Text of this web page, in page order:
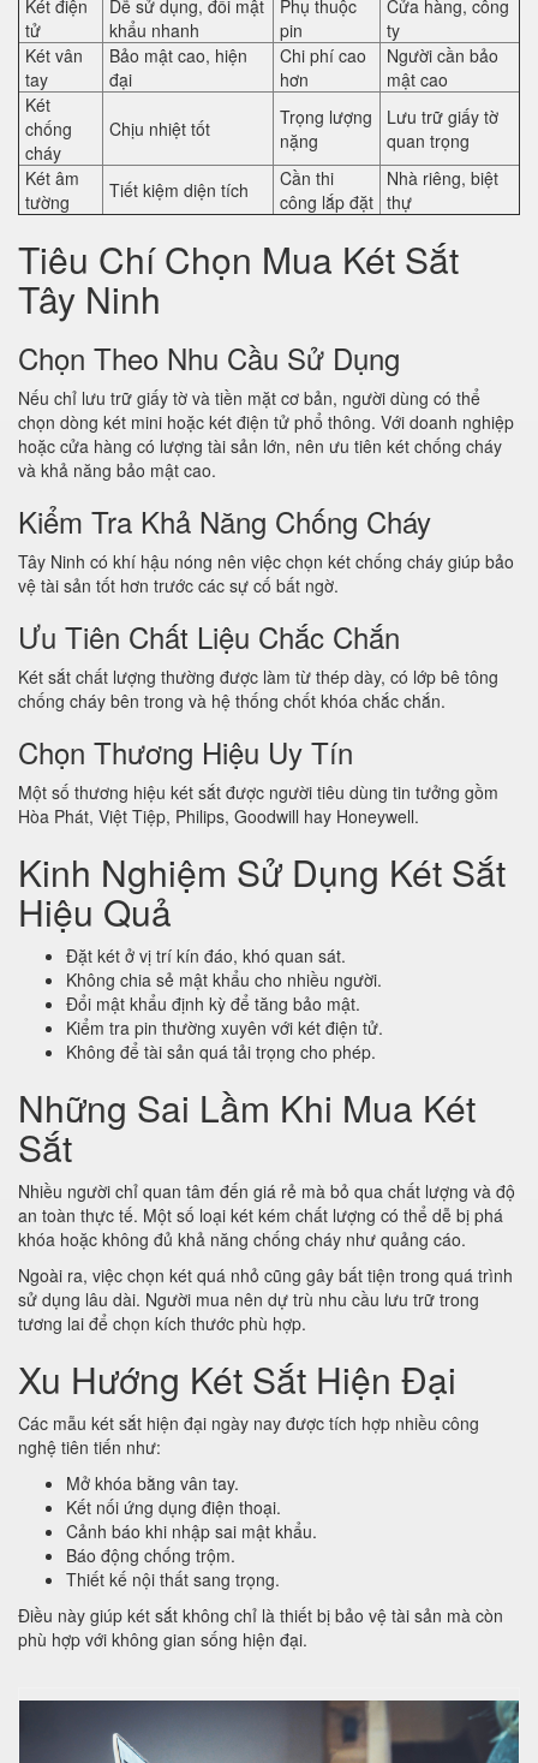
Két điện
tử
Dễ sử dụng, đổi mật
khẩu nhanh
Phụ thuộc
pin
Cửa hàng, công
ty
Két vân
tay
Bảo mật cao, hiện
đại
Chi phí cao
hơn
Người cần bảo
mật cao
Két
chống
cháy
Chịu nhiệt tốt
Trọng lượng
nặng
Lưu trữ giấy tờ
quan trọng
Két âm
tường
Tiết kiệm diện tích
Cần thi
công lắp đặt
Nhà riêng, biệt
thự
Tiêu Chí Chọn Mua Két Sắt
Tây Ninh
Chọn Theo Nhu Cầu Sử Dụng
Nếu chỉ lưu trữ giấy tờ và tiền mặt cơ bản, người dùng có thể
chọn dòng két mini hoặc két điện tử phổ thông. Với doanh nghiệp
hoặc cửa hàng có lượng tài sản lớn, nên ưu tiên két chống cháy
và khả năng bảo mật cao.
Kiểm Tra Khả Năng Chống Cháy
Tây Ninh có khí hậu nóng nên việc chọn két chống cháy giúp bảo
vệ tài sản tốt hơn trước các sự cố bất ngờ.
Ưu Tiên Chất Liệu Chắc Chắn
Két sắt chất lượng thường được làm từ thép dày, có lớp bê tông
chống cháy bên trong và hệ thống chốt khóa chắc chắn.
Chọn Thương Hiệu Uy Tín
Một số thương hiệu két sắt được người tiêu dùng tin tưởng gồm
Hòa Phát, Việt Tiệp, Philips, Goodwill hay Honeywell.
Kinh Nghiệm Sử Dụng Két Sắt
Hiệu Quả
Đặt két ở vị trí kín đáo, khó quan sát.
Không chia sẻ mật khẩu cho nhiều người.
Đổi mật khẩu định kỳ để tăng bảo mật.
Kiểm tra pin thường xuyên với két điện tử.
Không để tài sản quá tải trọng cho phép.
Những Sai Lầm Khi Mua Két
Sắt
Nhiều người chỉ quan tâm đến giá rẻ mà bỏ qua chất lượng và độ
an toàn thực tế. Một số loại két kém chất lượng có thể dễ bị phá
khóa hoặc không đủ khả năng chống cháy như quảng cáo.
Ngoài ra, việc chọn két quá nhỏ cũng gây bất tiện trong quá trình
sử dụng lâu dài. Người mua nên dự trù nhu cầu lưu trữ trong
tương lai để chọn kích thước phù hợp.
Xu Hướng Két Sắt Hiện Đại
Các mẫu két sắt hiện đại ngày nay được tích hợp nhiều công
nghệ tiên tiến như:
Mở khóa bằng vân tay.
Kết nối ứng dụng điện thoại.
Cảnh báo khi nhập sai mật khẩu.
Báo động chống trộm.
Thiết kế nội thất sang trọng.
Điều này giúp két sắt không chỉ là thiết bị bảo vệ tài sản mà còn
phù hợp với không gian sống hiện đại.